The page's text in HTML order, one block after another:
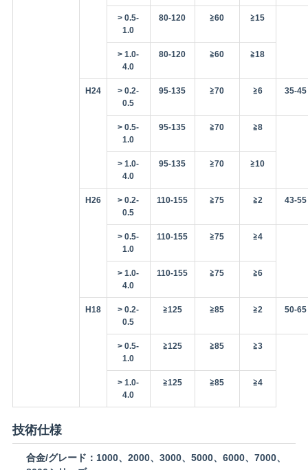
> 0.5-
1.0
80-120 ≧60 ≧15
> 1.0-
4.0
80-120 ≧60 ≧18
H24
> 0.2-
0.5
95-135 ≧70 ≧6 35-45
> 0.5-
1.0
95-135 ≧70 ≧8
> 1.0-
4.0
95-135 ≧70 ≧10
H26
> 0.2-
0.5
110-155 ≧75 ≧2 43-55
> 0.5-
1.0
110-155 ≧75 ≧4
> 1.0-
4.0
110-155 ≧75 ≧6
H18
> 0.2-
0.5
≧125 ≧85 ≧2 50-65
> 0.5-
1.0
≧125 ≧85 ≧3
> 1.0-
4.0
≧125 ≧85 ≧4
技術仕様
合金/グレード： 1000、2000、3000、5000、6000、7000、